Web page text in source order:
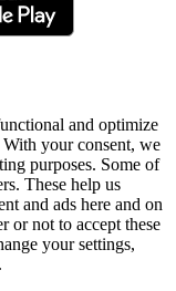
and optimize
your consent, we
purposes. Some of
These help us
and ads here and on
or not to accept these
your settings,